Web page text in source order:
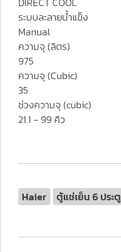
ระบบละลายน้ำแข็ง
Manual
ความจุ (ลิตร)
975
ความจุ (Cubic)
35
ช่วงความจุ (cubic)
21.1 - 99 คิว
Haier ตู้แช่เย็น 6 ประตู